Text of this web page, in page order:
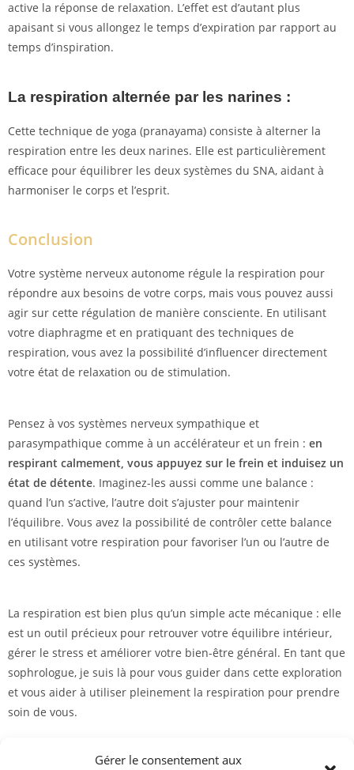
Gérer le consentement aux
active la réponse de relaxation. L’effet est d’autant plus
apaisant si vous allongez le temps d’expiration par rapport au
temps d’inspiration.
La respiration alternée par les narines :
Cette technique de yoga (pranayama) consiste à alterner la
respiration entre les deux narines. Elle est particulièrement
efficace pour équilibrer les deux systèmes du SNA, aidant à
harmoniser le corps et l’esprit.
Conclusion
Votre système nerveux autonome régule la respiration pour
répondre aux besoins de votre corps, mais vous pouvez aussi
agir sur cette régulation de manière consciente. En utilisant
votre diaphragme et en pratiquant des techniques de
respiration, vous avez la possibilité d’influencer directement
votre état de relaxation ou de stimulation.
Pensez à vos systèmes nerveux sympathique et
parasympathique comme à un accélérateur et un frein : en
respirant calmement, vous appuyez sur le frein et induisez un
état de détente. Imaginez-les aussi comme une balance :
quand l’un s’active, l’autre doit s’ajuster pour maintenir
l’équilibre. Vous avez la possibilité de contrôler cette balance
en utilisant votre respiration pour favoriser l’un ou l’autre de
ces systèmes.
La respiration est bien plus qu’un simple acte mécanique : elle
est un outil précieux pour retrouver votre équilibre intérieur,
gérer le stress et améliorer votre bien-être général. En tant que
sophrologue, je suis là pour vous guider dans cette exploration
et vous aider à utiliser pleinement la respiration pour prendre
soin de vous.
Retour au blog Retour à l'accueil